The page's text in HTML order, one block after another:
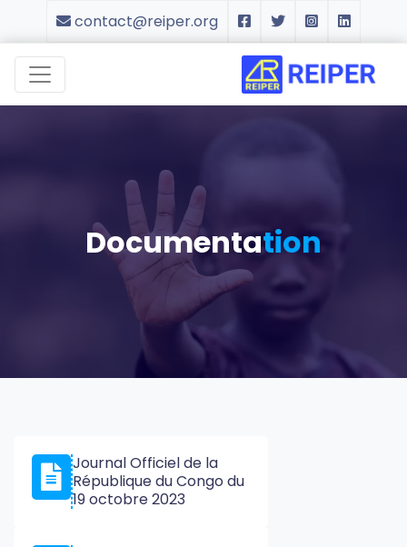
contact@reiper.org
Documentation
Journal Officiel de la
République du Congo du
19 octobre 2023